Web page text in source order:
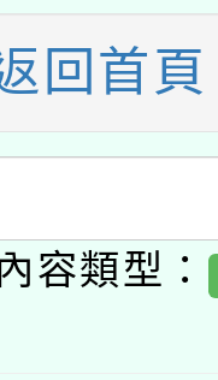
告(無人
行動站研
年度閱讀
業研習
智慧
師名單
教學軟
回首頁
容類型：